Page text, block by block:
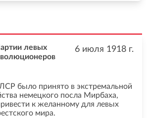
6 июля 1918 г.
левых
было принято в экстремальной
немецкого посла Мирбаха,
к желанному для левых
мира.